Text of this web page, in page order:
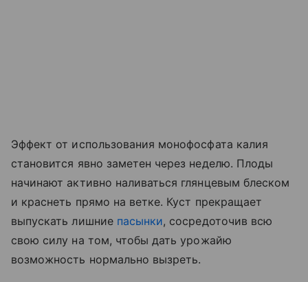
Эффект от использования монофосфата калия
становится явно заметен через неделю. Плоды
начинают активно наливаться глянцевым блеском
и краснеть прямо на ветке. Куст прекращает
выпускать лишние пасынки, сосредоточив всю
свою силу на том, чтобы дать урожайю
возможность нормально вызреть.